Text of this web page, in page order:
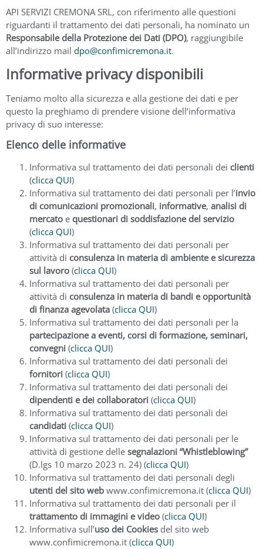
API SERVIZI CREMONA SRL, con riferimento alle questioni
riguardanti il trattamento dei dati personali, ha nominato un
Responsabile della Protezione dei Dati (DPO), raggiungibile
all’indirizzo mail dpo@confimicremona.it.
Informative privacy disponibili
Teniamo molto alla sicurezza e alla gestione dei dati e per
questo la preghiamo di prendere visione dell’informativa
privacy di suo interesse:
Elenco delle informative
Informativa sul trattamento dei dati personali dei clienti
(clicca QUI)
Informativa sul trattamento dei dati personali per l’invio
di comunicazioni promozionali, informative, analisi di
mercato e questionari di soddisfazione del servizio
(clicca QUI)
Informativa sul trattamento dei dati personali per
attività di consulenza in materia di ambiente e sicurezza
sul lavoro (clicca QUI)
Informativa sul trattamento dei dati personali per
attività di consulenza in materia di bandi e opportunità
di finanza agevolata (clicca QUI)
Informativa sul trattamento dei dati personali per la
partecipazione a eventi, corsi di formazione, seminari,
convegni (clicca QUI)
Informativa sul trattamento dei dati personali dei
fornitori (clicca QUI)
Informativa sul trattamento dei dati personali dei
dipendenti e dei collaboratori (clicca QUI)
Informativa sul trattamento dei dati personali dei
candidati (clicca QUI)
Informativa sul trattamento dei dati personali per le
attività di gestione delle segnalazioni “Whistleblowing”
(D.lgs 10 marzo 2023 n. 24) (clicca QUI)
Informativa sul trattamento dei dati personali degli
utenti del sito web www.confimicremona.it (clicca QUI)
Informativa sul trattamento dei dati personali per il
trattamento di immagini e video (clicca QUI)
Informativa sull’uso dei Cookies del sito web
www.confimicremona.it (clicca QUI)